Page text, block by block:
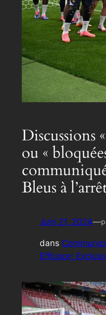
Discussions
ou «
Bleus à
Juin 21, 2024—
dans
Efficace;